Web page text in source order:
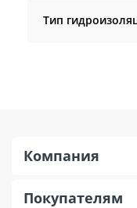
Тип
Компания
Покупателям